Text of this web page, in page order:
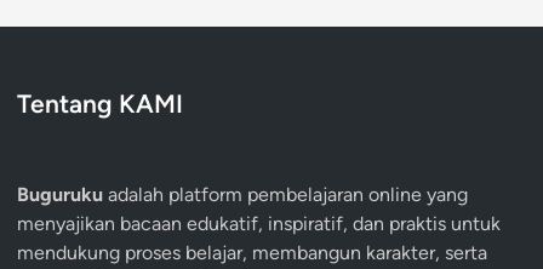
Tentang KAMI
Buguruku adalah platform pembelajaran online yang
menyajikan bacaan edukatif, inspiratif, dan praktis untuk
mendukung proses belajar, membangun karakter, serta